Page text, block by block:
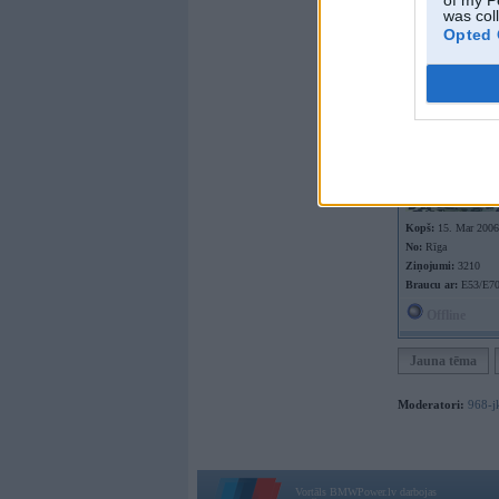
was
Opted
Kopš: 15. Mar 2006
No: Rīga
Ziņojumi: 3210
Braucu ar: E53/E70
Jauna tēma
Moderatori: 968-
Vortāls BMWPower.lv darbojas